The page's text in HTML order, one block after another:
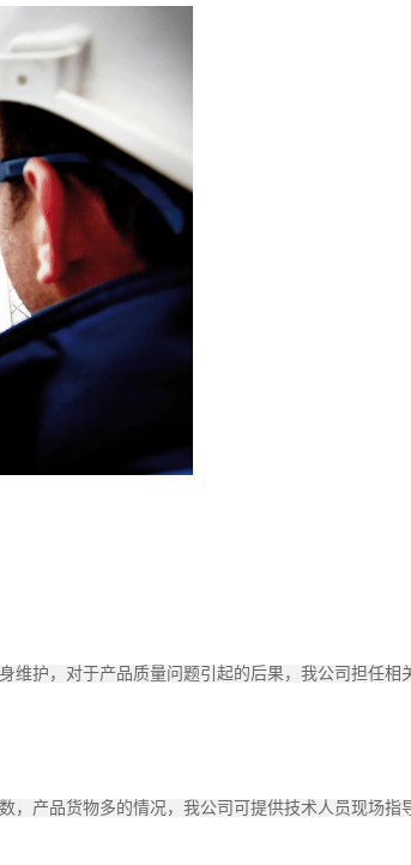
护，对于产品质量问题引起的后果，我公司担任
产品货物多的情况，我公司可提供技术人员现场